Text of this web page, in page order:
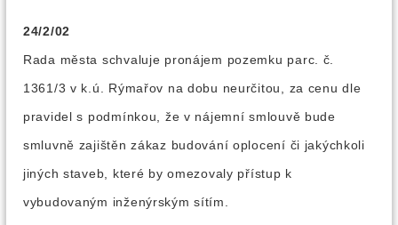
24/2/02
Rada města schvaluje pronájem pozemku parc. č.
1361/3 v k.ú. Rýmařov na dobu neurčitou, za cenu dle
pravidel s podmínkou, že v nájemní smlouvě bude
smluvně zajištěn zákaz budování oplocení či jakýchkoli
jiných staveb, které by omezovaly přístup k
vybudovaným inženýrským sítím.